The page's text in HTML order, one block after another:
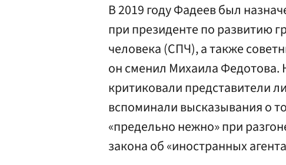
В 2019 году Фадеев был
при президенте по развитию
человека (СПЧ), а также
он сменил Михаила Федотова.
критиковали представители
вспоминали высказывания о
«предельно нежно» при
закона об «иностранных